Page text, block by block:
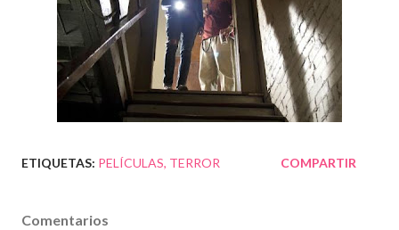
ETIQUETAS: PELÍCULAS TERROR COMPARTIR
Comentarios